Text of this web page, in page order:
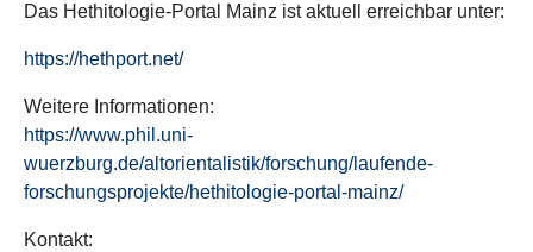
Das Hethitologie-Portal Mainz ist aktuell erreichbar unter:
https://hethport.net/
Weitere Informationen:
https://www.phil.uni-
wuerzburg.de/altorientalistik/forschung/laufende-
forschungsprojekte/hethitologie-portal-mainz/
Kontakt: